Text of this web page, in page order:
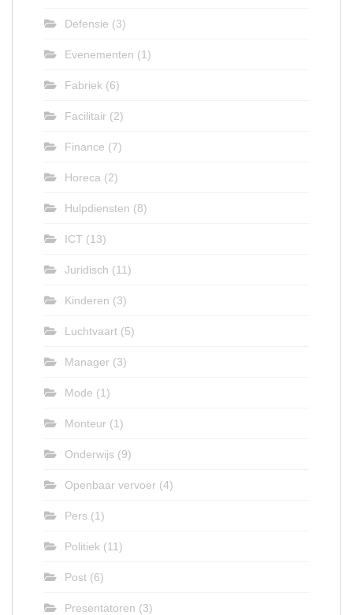
Defensie (3)
Evenementen (1)
Fabriek (6)
Facilitair (2)
Finance (7)
Horeca (2)
Hulpdiensten (8)
ICT (13)
Juridisch (11)
Kinderen (3)
Luchtvaart (5)
Manager (3)
Mode (1)
Monteur (1)
Onderwijs (9)
Openbaar vervoer (4)
Pers (1)
Politiek (11)
Post (6)
Presentatoren (3)